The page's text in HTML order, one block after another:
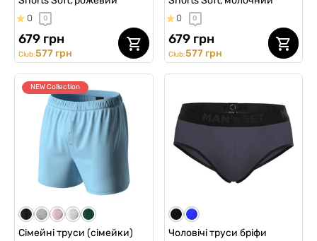
0 0
679 грн
Club:577 грн
0 0
679 грн
Club:577 грн
NEW Collection
Сімейні труси (сімейки)
Чоловічі труси бріфи